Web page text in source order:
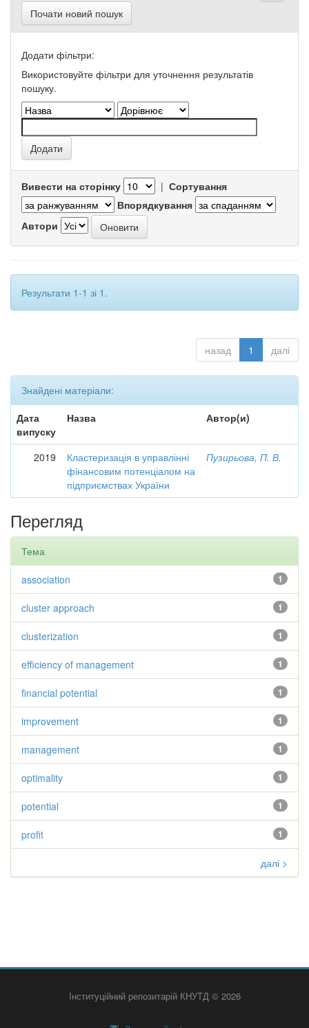
Почати новий пошук
Додати фільтри:
Використовуйте фільтри для уточнення результатів
пошуку.
Вивести на сторінку | Сортування
Впорядкування
Автори
Результати 1-1 зі 1.
назад 1 далі
Знайдені матеріали:
Дата
випуску
Назва Автор(и)
2019
Кластеризація в управлінні
фінансовим потенціалом на
підприємствах України
Пузирьова, П. В.
Перегляд
Тема
1
association
1
cluster approach
1
clusterization
1
efficiency of management
1
financial potential
1
improvement
1
management
1
optimality
1
potential
1
profit
далі >
Інституційний репозитарій КНУТД © 2026